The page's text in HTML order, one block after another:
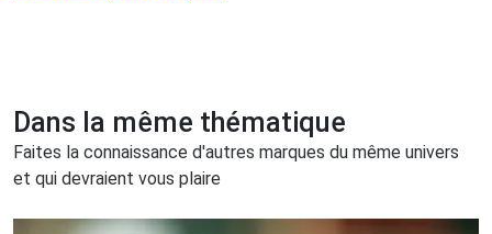
Dans la même thématique
Faites la connaissance d'autres marques du même univers
et qui devraient vous plaire